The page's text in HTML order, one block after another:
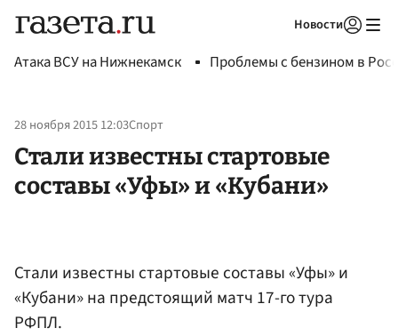
Новости
Атака ВСУ на Нижнекамск Проблемы с бензином в
28 ноября 2015 12:03Спорт
Стали известны стартовые
составы «Уфы» и «Кубани»
Стали известны стартовые составы «Уфы» и
«Кубани» на предстоящий матч 17-го тура
РФПЛ.